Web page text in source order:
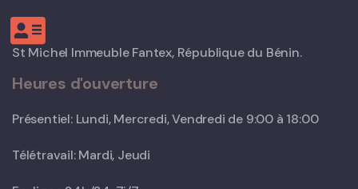
St Michel Immeuble Fantex, République du Bénin.
Heures d'ouverture
Présentiel: Lundi, Mercredi, Vendredi de 9:00 à 18:00
Télétravail: Mardi, Jeudi